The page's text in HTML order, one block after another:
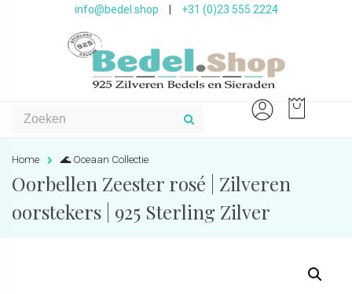
info@bedel.shop +31 (0)23 555 2224
Home 🌊 Oceaan Collectie
Oorbellen Zeester rosé | Zilveren
oorstekers | 925 Sterling Zilver